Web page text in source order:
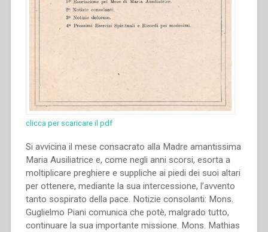
clicca per scaricare il pdf
Si avvicina il mese consacrato alla Madre amantissima
Maria Ausiliatrice e, come negli anni scorsi, esorta a
moltiplicare preghiere e suppliche ai piedi dei suoi altari
per ottenere, mediante la sua intercessione, l’avvento
tanto sospirato della pace. Notizie consolanti: Mons.
Guglielmo Piani comunica che potè, malgrado tutto,
continuare la sua importante missione. Mons. Mathias